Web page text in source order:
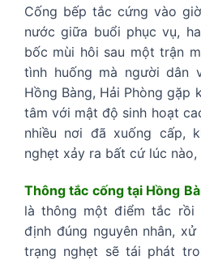
Cống bếp tắc cứng vào
nước giữa buổi phục vụ,
bốc mùi hôi sau một trận
tình huống mà người dân
Hồng Bàng, Hải Phòng gặp
tâm với mật độ sinh hoạt
nhiều nơi đã xuống cấp,
nghẹt xảy ra bất cứ lúc
Thông tắc cống tại Hồng
là thông một điểm tắc rồi
định đúng nguyên nhân,
trạng nghẹt sẽ tái phát